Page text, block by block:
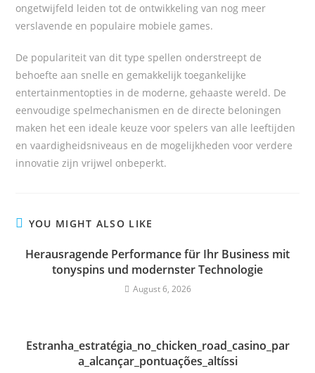
ongetwijfeld leiden tot de ontwikkeling van nog meer
verslavende en populaire mobiele games.
De populariteit van dit type spellen onderstreept de
behoefte aan snelle en gemakkelijk toegankelijke
entertainmentopties in de moderne, gehaaste wereld. De
eenvoudige spelmechanismen en de directe beloningen
maken het een ideale keuze voor spelers van alle leeftijden
en vaardigheidsniveaus en de mogelijkheden voor verdere
innovatie zijn vrijwel onbeperkt.
YOU MIGHT ALSO LIKE
Herausragende Performance für Ihr Business mit
tonyspins und modernster Technologie
August 6, 2026
Estranha_estratégia_no_chicken_road_casino_par
a_alcançar_pontuações_altíssi